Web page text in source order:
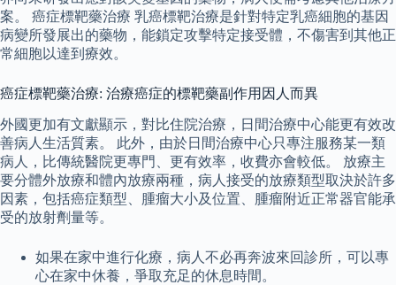
案。 癌症標靶藥治療 乳癌標靶治療是針對特定乳癌細胞的基因
病變所發展出的藥物，能鎖定攻擊特定接受體，不傷害到其他正
常細胞以達到療效。
癌症標靶藥治療: 治療癌症的標靶藥副作用因人而異
外國更加有文獻顯示，對比住院治療，日間治療中心能更有效改
善病人生活質素。 此外，由於日間治療中心只專注服務某一類
病人，比傳統醫院更專門、更有效率，收費亦會較低。 放療主
要分體外放療和體內放療兩種，病人接受的放療類型取決於許多
因素，包括癌症類型、腫瘤大小及位置、腫瘤附近正常器官能承
受的放射劑量等。
如果在家中進行化療，病人不必再奔波來回診所，可以專
心在家中休養，爭取充足的休息時間。